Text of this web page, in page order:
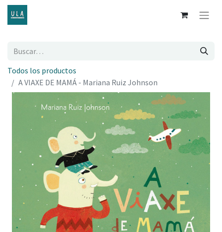
Todos los productos
A VIAXE DE MAMÁ - Mariana Ruiz Johnson